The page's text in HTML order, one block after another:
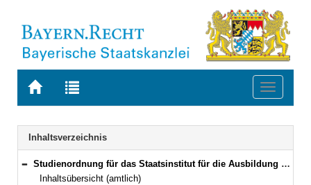
Zur
BAYERN.RECHT
Zur
letzten
Suche
Toggle
Navigation
Inhaltsverzeichnis
Bereich reduzieren
Studienordnung für das Staatsinstitut für die Ausbildung von Förderlehrern (Förderlehrerstudienordnung – FölSO) Vom 24. Juni 2008 (GVBl. S. 399) (KWMBl. I S. 183) BayRS 2038-3-4-9-1-K (§§ 1–32)
Inhaltsübersicht (amtlich)